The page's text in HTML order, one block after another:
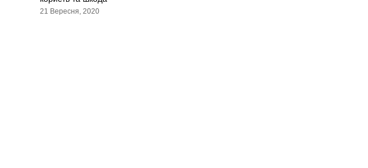
21 Вересня, 2020